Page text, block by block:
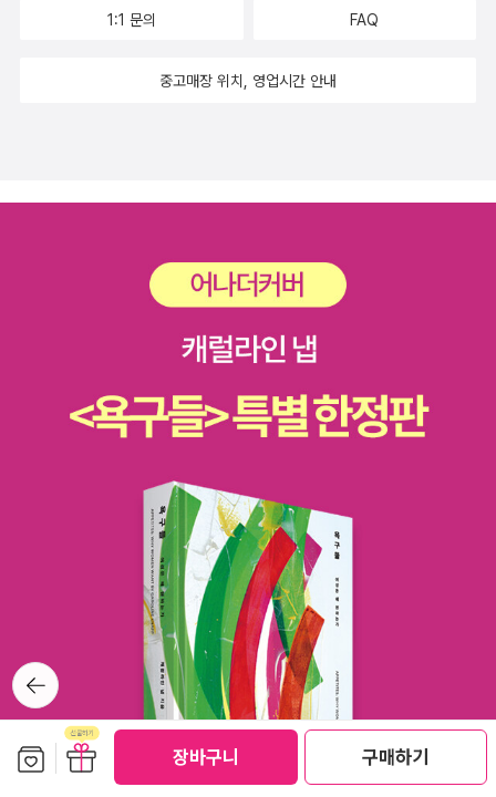
장바구니 구매하기
정했다‘수학의 노벨상’이라 불리는 필즈상 이야기를 천재 수학자들의
수학에 대해서, 그리고 수학 연구에 대해서 남긴 이야기들과 그들의
필즈상을 수상한 업적을 중심으로 현대 수학의 중요한 문제들과 동향
에 대한 지식을 얻을 수 있을 것이다.‘수학의 노벨상’이라 불리는 필즈
다. 20세기 위대한 수학자들이 수학에 대해서, 그리고 수학 연구에
대해서 남긴 이야기들과 그들의 일화를 다채롭게 보여주고 있다. <필
즈상 이야기>를 읽는 독자들은 필즈상을 수상한 업적을 중심으로 현
대 수학의 중요한 문제들과 동향에 대한 지식을 얻을 수 있을 것이다.
일본 우익은 왜 불안에 떠는가. 일본의 내면은 왜 분열되어 있는가. 그
들이 내세우는 평화주의는 왜 자기 기만적인가. 일본 좌파를 과격화
와 자멸로 이끈 트라우마는 무엇인가. 전후 일본 사회를 연구해 온 일
본 현대사 학자가 일본이라는 나라의 집단 심리를 ‘분열’, ‘트라우마’,
‘자기기만’, ‘불안’이라는 네 가지 사회 심리적 코드로 해독한다.2010
년 간행물윤리위원회 우수저작지원 당선작. 3천 년 전 서민들이 부르
브라우티건의 <워터멜론 슈가에서>!! 예전 민출판사에서 나온 멋지
싫다! 수많은 일본 소설들의 토나오는 과장된 일러스트들도 너무 싫
가지고 싶었던 물건은? (제 친구는 도라에몽이라더군요.)뭐니뭐니해
간이동 능력이다. 게다가 애까지 하나 딸리니 이건 뭐 길치에다 더 느
려지고 둔해 진듯하여 순간이동의 능력이 절실하다! 근데 이런 이벤
의 책에서 발견한, 전에 읽은 사람이 남긴 메모나 흔적 중 인상적이었
이라는 르네위그의 책이 있었다. 오래전 중고서점에서 구한것인데 잊
더라. 그게 만남의 끝을 의미하는 건지, 생의 끝을 의미하는 건지 한참
동안 궁금해서 잠못 이뤘었는데... 전화번호라도 써있었으면 아마 전
화해서 물어봤을 거다 분명... 아직도 미스테리...7) 좋아하는 책이 영
화화되는 것은 기쁘면서도 섭섭할 때가 있습니다. 영화화하지 않고
나만의 세계로 남겨둘 수 있었으면 하는 책이 있나요? 제임스 미치너
의 모든 소설들. 우리에게 소개된 책은 몇권 없지만 그의 모든 글과 소
설들은 나만 보고 싶을 만큼 훌륭하다. 이런 좋은 작가는 영원히 숨겨
두고 싶은 욕심이 든다. 음.. 이런 비밀을 말해도 되는 건가? 8) 10년
이 지난 뒤 다시 보아도 반가운, 당신의 친구같은 책을 가르쳐 주세요.
등등... 헤르만헤세의 소설들, 읽어도 읽어도 오래전 친구를 다시 만난
듯 기분 좋고 행복해진다. 오랜 시간 읽고 있으면 오랜시간 좋은 이야
뒤로가
기
1:1 문의 FAQ
중고매장 위치, 영업시간 안내